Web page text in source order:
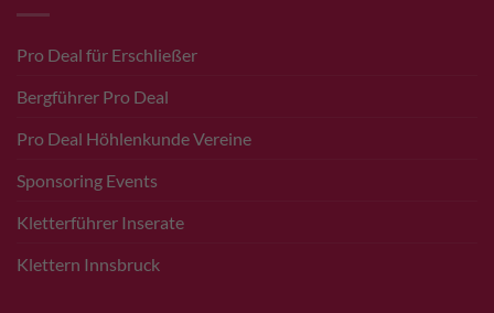
Pro Deal für Erschließer
Bergführer Pro Deal
Pro Deal Höhlenkunde Vereine
Sponsoring Events
Kletterführer Inserate
Klettern Innsbruck